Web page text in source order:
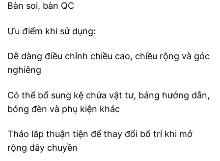
Bàn soi, bàn QC
Ưu điểm khi sử dụng:
Dễ dàng điều chỉnh chiều cao, chiều rộng và góc
nghiêng
Có thể bổ sung kệ chứa vật tư, bảng hướng dẫn,
bóng đèn và phụ kiện khác
Tháo lắp thuận tiện để thay đổi bố trí khi mở
rộng dây chuyền